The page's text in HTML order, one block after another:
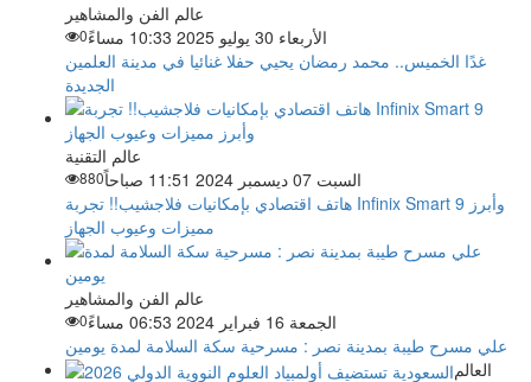
عالم الفن والمشاهير
الأربعاء 30 يوليو 2025 10:33 مساءً
0
غدًا الخميس.. محمد رمضان يحيي حفلا غنائيا في مدينة العلمين
الجديدة
عالم التقنية
السبت 07 ديسمبر 2024 11:51 صباحاً
880
هاتف اقتصادي بإمكانيات فلاجشيب!! تجربة Infinix Smart 9 وأبرز
مميزات وعيوب الجهاز
عالم الفن والمشاهير
الجمعة 16 فبراير 2024 06:53 مساءً
0
علي مسرح طيبة بمدينة نصر : مسرحية سكة السلامة لمدة يومين
العالم